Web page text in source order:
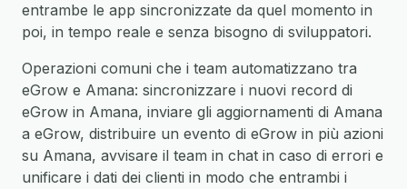
entrambe le app sincronizzate da quel momento in
poi, in tempo reale e senza bisogno di sviluppatori.
Operazioni comuni che i team automatizzano tra
eGrow e Amana: sincronizzare i nuovi record di
eGrow in Amana, inviare gli aggiornamenti di Amana
a eGrow, distribuire un evento di eGrow in più azioni
su Amana, avvisare il team in chat in caso di errori e
unificare i dati dei clienti in modo che entrambi i